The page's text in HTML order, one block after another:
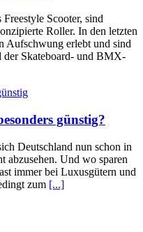
Scooter, sind
Roller. In den letzten
Aufschwung erlebt und sind
der Skateboard- und BMX-
günstig?
Deutschland nun schon in
abzusehen. Und wo sparen
immer bei Luxusgütern und
zum [...]